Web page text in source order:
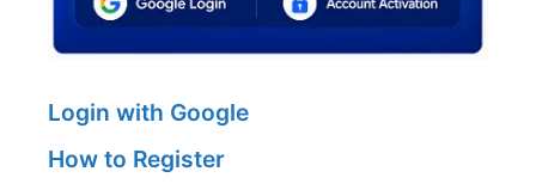
Login with Google
How to Register